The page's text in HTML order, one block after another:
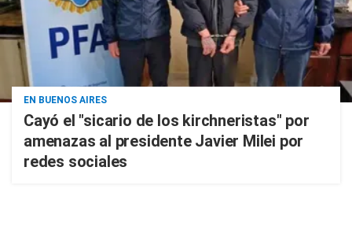
EN BUENOS AIRES
Cayó el "sicario de los kirchneristas" por
amenazas al presidente Javier Milei por
redes sociales